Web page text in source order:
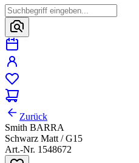
Zurück
Smith BARRA
Schwarz Matt / G15
Art.-Nr. 1548672